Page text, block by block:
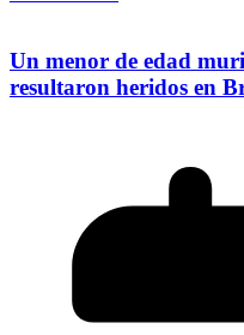
Un menor de edad
resultaron heridos en